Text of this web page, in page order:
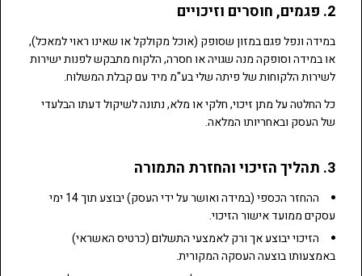
2. פגמים, חוסרים וזיכויים
במידה ונפל פגם במזון שסופק (אוכל מקולקל או שאינו ראוי למאכל),
או במידה וסופקה מנה שגויה או חסרה, הלקוח מתבקש לפנות ישירות
לשירות הלקוחות של פיתה שלי בע"מ מיד עם קבלת המשלוח.
כל החלטה על מתן זיכוי, חלקי או מלא, נתונה לשיקול דעתו הבלעדי
של העסק ובאחריותו המלאה.
3. תהליך הזיכוי והחזרת התמורה
ההחזר הכספי (במידה ואושר על ידי העסק) יבוצע תוך 14 ימי
עסקים ממועד אישור הזיכוי.
הזיכוי יבוצע אך ורק לאמצעי התשלום (כרטיס האשראי)
באמצעותו בוצעה העסקה המקורית.
א-הקטנה